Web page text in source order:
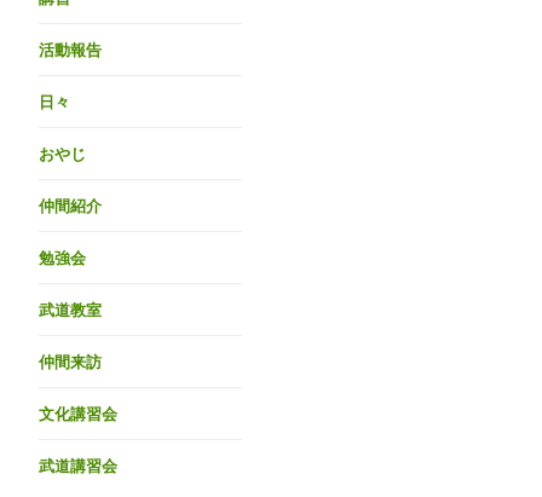
活動報告
日々
おやじ
仲間紹介
勉強会
武道教室
仲間来訪
文化講習会
武道講習会